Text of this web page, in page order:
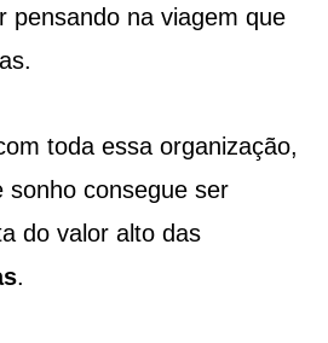
pensando na viagem que
toda essa organização,
sonho consegue ser
do valor alto das
.